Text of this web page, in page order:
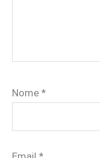
Nome *